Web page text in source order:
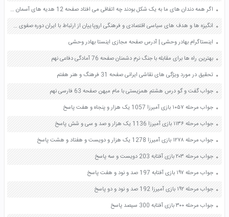
اگر همه دندان های ما به یک شکل بودند چه اتفاقی می افتاد صفحه 12 هدیه های آسمان چهارم
انگیزه ها و هدف های سیاسی اقتصادی و فرهنگی اروپاییان از ارتباط با ایران دوره صفوی صفحه 63 مطالعات اجتماعی نهم
اینستاگرام بهادر وحشی | آدرس صفحه مجازی اینستا بهادر وحشی
بهترین راه ها برای مقابله با جنگ نرم دشمنان صفحه 76 آمادگی دفاعی نهم
تحقیق در مورد ویژگی های نقاشی ایرانی صفحه 31 فرهنگ و هنر هفتم
جواب گفت و گو درس هشتم همزیستی با مام میهن صفحه 63 فارسی نهم
جواب مرحله ۱۰۵۷ بازی آمیرزا 1057 یک هزار و پنجاه و هفت پاسخ
جواب مرحله ۱۱۳۶ بازی آمیرزا 1136 یک هزار و صد و سی و شش پاسخ
جواب مرحله ۱۲۷۸ بازی آمیرزا 1278 یک هزار و دویست و هفتاد و هشت پاسخ
جواب مرحله ۲۰۳ بازی آفتابه 203 دویست و سه پاسخ
جواب مرحله ۱۹۷ بازی آفتابه 197 صد و نود و هفت پاسخ
جواب مرحله ۱۹۲ بازی آمیرزا 192 صد و نود و دو پاسخ
جواب مرحله ۳۰۰ بازی آفتابه 300 سیصد پاسخ